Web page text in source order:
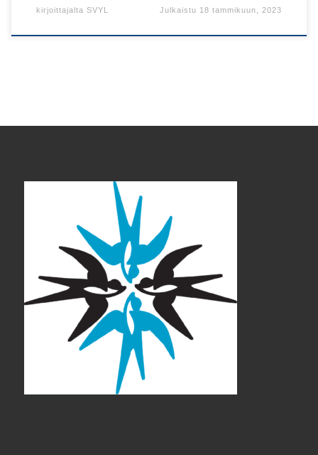
kirjoittajalta SVYL Julkaistu 18 tammikuun, 2023